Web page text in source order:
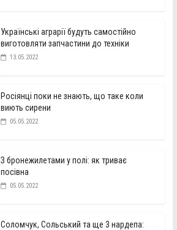
Українські аграрії будуть самостійно
виготовляти запчастини до техніки
13.05.2022
Росіянці поки не знають, що таке коли
виють сирени
05.05.2022
З бронежилетами у полі: як триває
посівна
05.05.2022
Соломчук, Сольський та ще 3 нардепа: